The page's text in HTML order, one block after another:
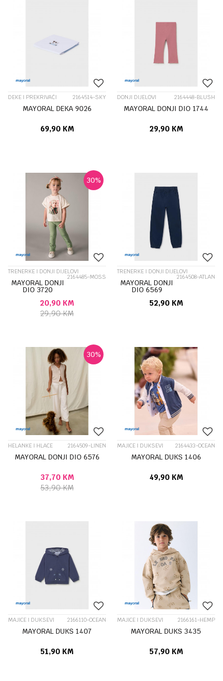
DEKE I PREKRIVAČI 2164514-SKY
MAYORAL DEKA 9026
69,90 KM
DONJI DIJELOVI 2164448-BLUSH
MAYORAL DONJI DIO 1744
29,90 KM
30%
TRENERKE I DONJI DIJELOVI
2164485-MOSS
MAYORAL DONJI
DIO 3720
20,90 KM
29,90KM
TRENERKE I DONJI DIJELOVI
2164508-ATLAN
MAYORAL DONJI
DIO 6569
52,90 KM
30%
HELANKE I HLACE 2164509-LINEN
MAYORAL DONJI DIO 6576
37,70 KM
53,90KM
MAJICE I DUKSEVI 2164433-OCEAN
MAYORAL DUKS 1406
49,90 KM
MAJICE I DUKSEVI 2166110-OCEAN
MAYORAL DUKS 1407
51,90 KM
MAJICE I DUKSEVI 2166161-HEMP
MAYORAL DUKS 3435
57,90 KM